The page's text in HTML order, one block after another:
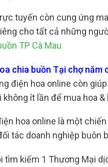
tuyến còn cung ứng
cho tất cả những
TP Cà Mau
chia buồn Tại chợ năm
điện hoa online còn
ít lần để mua hoa
hoa online là một
tác doanh nghiệp buôn
kiếm 1 Thương Mại